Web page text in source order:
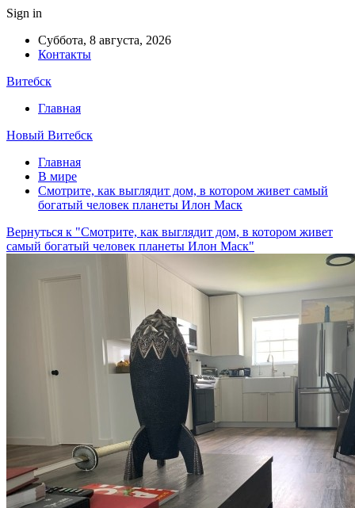
Sign in
Суббота, 8 августа, 2026
Контакты
Витебск
Главная
Новый Витебск
Главная
В мире
Смотрите, как выглядит дом, в котором живет самый
богатый человек планеты Илон Маск
Вернуться к "Смотрите, как выглядит дом, в котором живет
самый богатый человек планеты Илон Маск"